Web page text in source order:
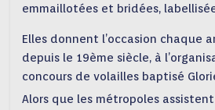
emmaillotées et bridées,
Elles donnent l’occasion chaque
depuis le 19ème siècle, à
concours de volailles baptisé
Alors que les métropoles